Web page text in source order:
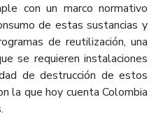
con un marco normativo
de estas sustancias y
de reutilización, una
se requieren instalaciones
de destrucción de estos
la que hoy cuenta Colombia